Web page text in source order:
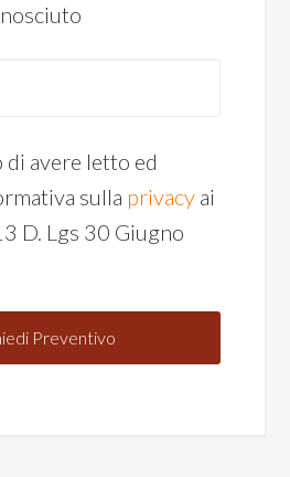
avere letto ed
sulla privacy ai
D. Lgs 30 Giugno